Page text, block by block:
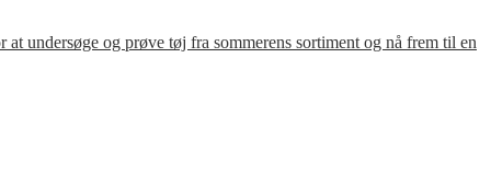
undersøge og prøve tøj fra sommerens sortiment og nå frem til en